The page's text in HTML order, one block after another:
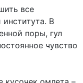
все
В
поры, гул
чувство